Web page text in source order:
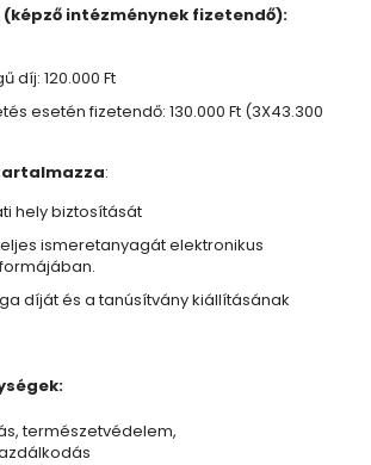
intézménynek fizetendő):
díj: 120.000 Ft
esetén fizetendő: 130.000 Ft (3X43.300
:
hely biztosítását
ismeretanyagát elektronikus
díját és a tanúsítvány kiállításának
természetvédelem,